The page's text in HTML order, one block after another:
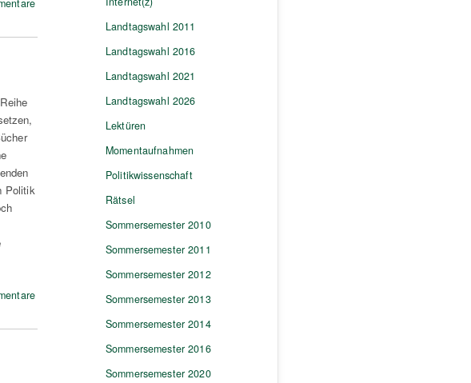
Politik
Landtagswahl 2011
Landtagswahl 2016
Landtagswahl 2021
Landtagswahl 2026
Lektüren
Momentaufnahmen
Politikwissenschaft
Rätsel
Sommersemester 2010
Sommersemester 2011
Sommersemester 2012
Sommersemester 2013
Sommersemester 2014
Sommersemester 2016
Sommersemester 2020